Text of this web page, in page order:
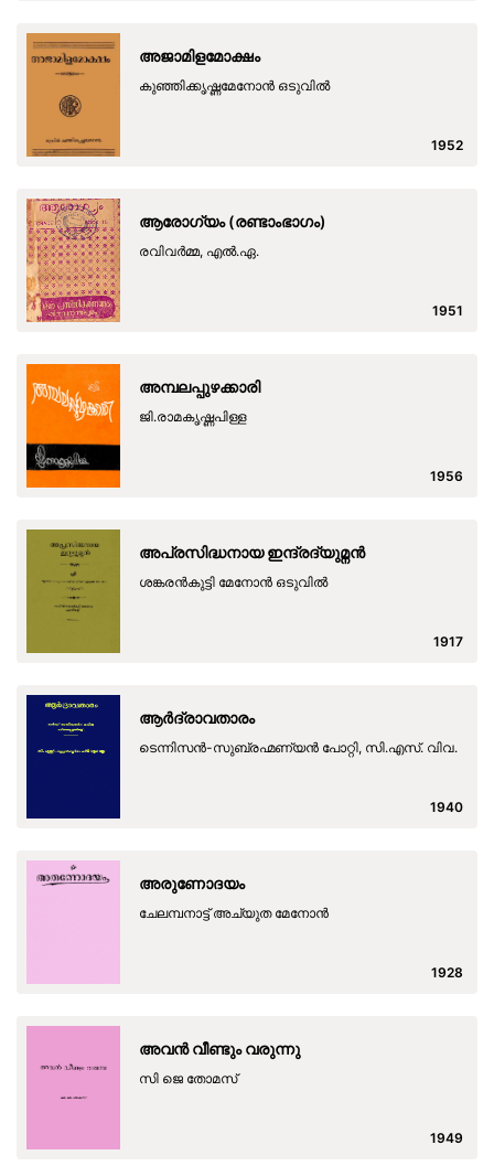
അജാമിളമോക്ഷം
കുഞ്ഞിക്കൃഷ്ണമേനോന്‍ ഒടുവില്‍
1952
ആരോഗ്യം (രണ്ടാംഭാഗം)
രവിവർമ്മ, എൽ.ഏ.
1951
അമ്പലപ്പുഴക്കാരി
ജി.രാമകൃഷ്ണപിള്ള
1956
അപ്രസിദ്ധനായ ഇന്ദ്രദ്യുമ്നന്‍
ശങ്കരന്‍കുട്ടി മേനോന്‍ ഒടുവില്‍
1917
ആര്‍ദ്രാവതാരം
ടെന്നിസന്‍-സുബ്രഹ്മണ്യന്‍ പോറ്റി, സി.എസ്. വിവ.
1940
അരുണോദയം
ചേലമ്പനാട്ട് അച്യുത മേനോൻ
1928
അവൻ വീണ്ടും വരുന്നു
സി ജെ തോമസ്
1949